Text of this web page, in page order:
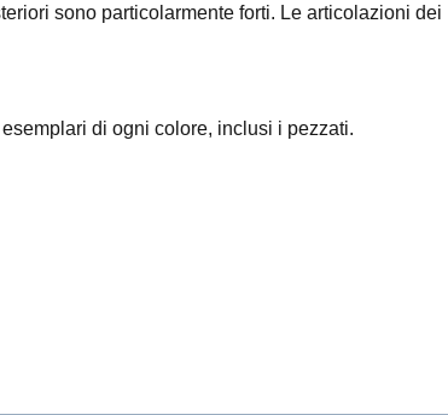
sono particolarmente forti. Le articolazioni dei
di ogni colore, inclusi i pezzati.